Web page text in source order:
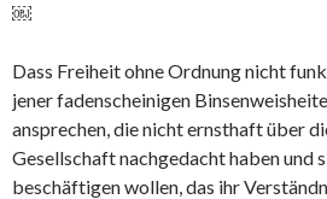
￼
Dass Freiheit ohne Ordnung nicht
jener fadenscheinigen
ansprechen, die nicht ernsthaft über
Gesellschaft nachgedacht haben und
beschäftigen wollen, das ihr